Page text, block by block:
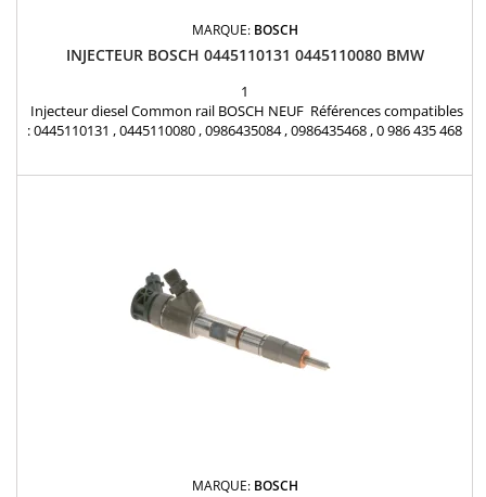
MARQUE: BOSCH
INJECTEUR BOSCH 0445110131 0445110080 BMW
1
Injecteur diesel Common rail BOSCH NEUF Références compatibles
: 0445110131 , 0445110080 , 0986435084 , 0986435468 , 0 986 435 468
MARQUE: BOSCH